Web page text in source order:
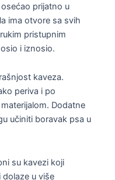
prijatno u
ima otvore sa svih
pristupnim
i iznosio.
kaveza.
periva i po
Dodatne
učiniti boravak psa u
su kavezi koji
dolaze u više